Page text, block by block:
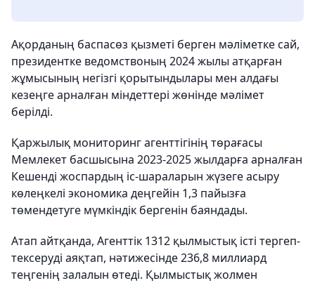
Ақорданың баспасөз қызметі берген мәліметке сай,
президентке ведомствоның 2024 жылы атқарған
жұмысының негізгі қорытындылары мен алдағы
кезеңге арналған міндеттері жөнінде мәлімет
берілді.
Қаржылық мониторинг агенттігінің төрағасы
Мемлекет басшысына 2023-2025 жылдарға арналған
Кешенді жоспардың іс-шараларын жүзеге асыру
көлеңкелі экономика деңгейін 1,3 пайызға
төмендетуге мүмкіндік бергенін баяндады.
Атап айтқанда, Агенттік 1312 қылмыстық істі тергеп-
тексеруді аяқтап, нәтижесінде 236,8 миллиард
теңгенің залалын өтеді. Қылмыстық жолмен